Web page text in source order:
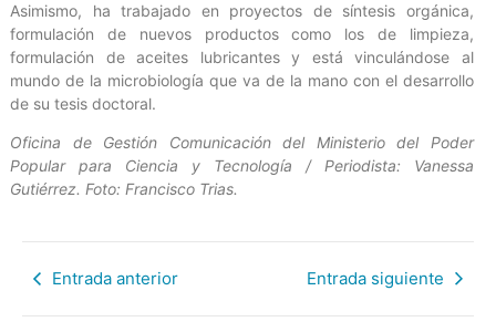
Asimismo, ha trabajado en proyectos de síntesis orgánica,
formulación de nuevos productos como los de limpieza,
formulación de aceites lubricantes y está vinculándose al
mundo de la microbiología que va de la mano con el desarrollo
de su tesis doctoral.
Oficina de Gestión Comunicación del Ministerio del Poder
Popular para Ciencia y Tecnología / Periodista: Vanessa
Gutiérrez. Foto: Francisco Trias.
Entrada anterior Entrada siguiente